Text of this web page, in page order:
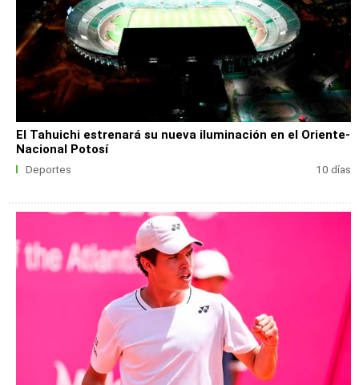
El Tahuichi estrenará su nueva iluminación en el Oriente-
Nacional Potosí
Deportes 10 días